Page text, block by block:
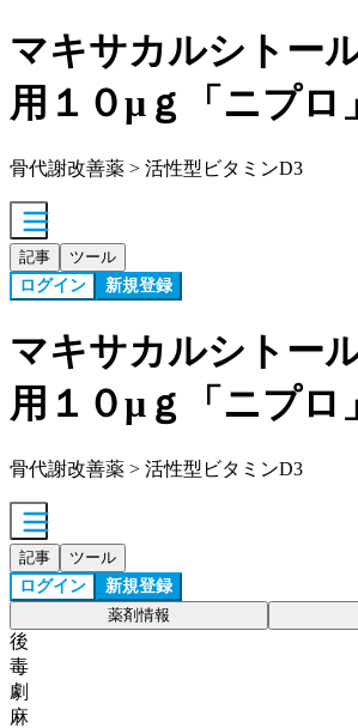
マキサカルシトー
用１０μｇ「ニプロ」
骨代謝改善薬 > 活性型ビタミンD3
記事 ツール
ログイン 新規登録
マキサカルシトー
用１０μｇ「ニプロ」
骨代謝改善薬 > 活性型ビタミンD3
記事 ツール
ログイン 新規登録
薬剤情報
後
毒
劇
麻